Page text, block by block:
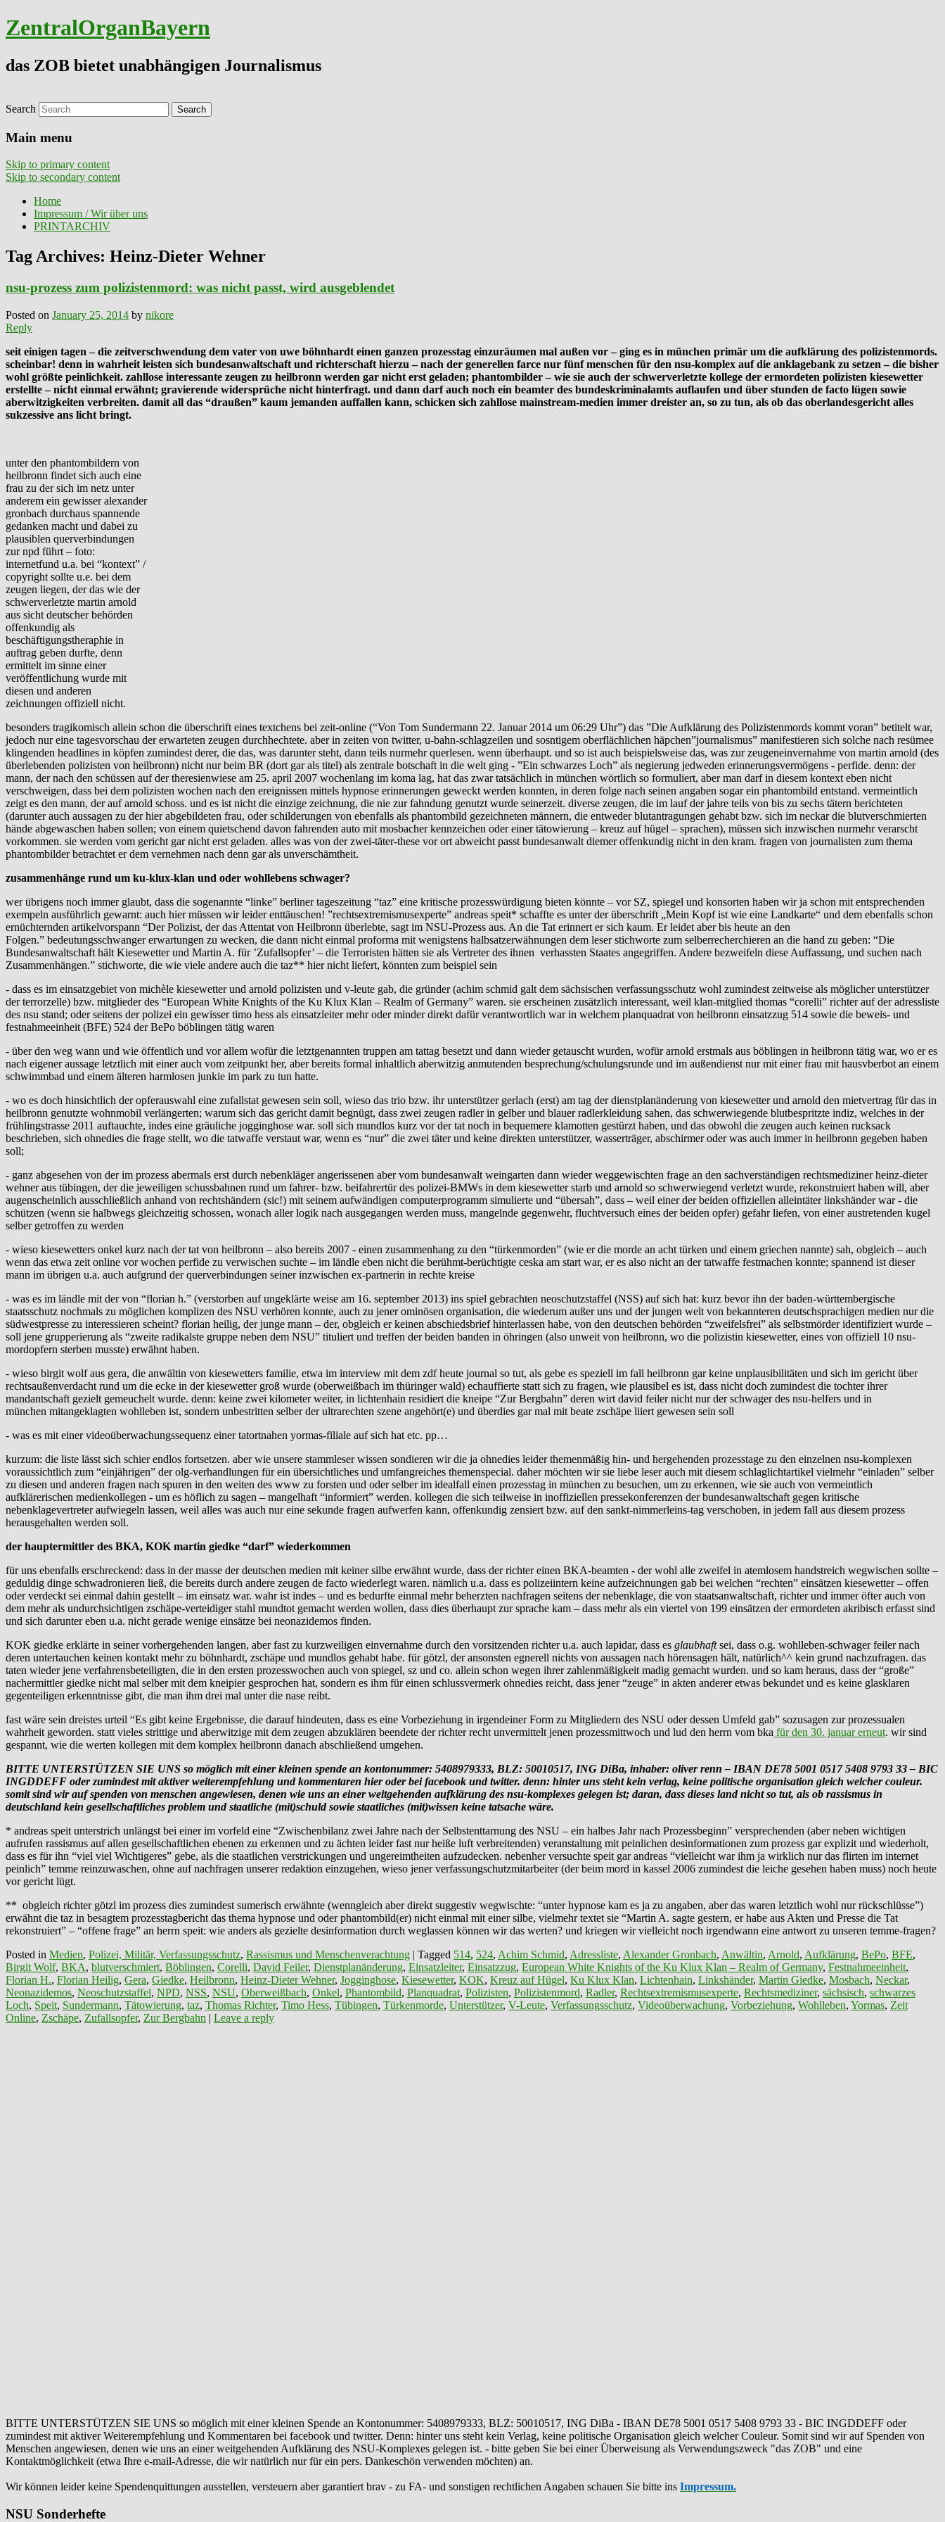
ZentralOrganBayern
das ZOB bietet unabhängigen Journalismus
Search
Main menu
Skip to primary content
Skip to secondary content
Home
Impressum / Wir über uns
PRINTARCHIV
Tag Archives: Heinz-Dieter Wehner
nsu-prozess zum polizistenmord: was nicht passt, wird ausgeblendet
Posted on January 25, 2014 by nikore
Reply
seit einigen tagen – die zeitverschwendung dem vater von uwe böhnhardt einen ganzen prozesstag einzuräumen mal außen vor – ging es in münchen primär um die aufklärung des polizistenmords.
scheinbar! denn in wahrheit leisten sich bundesanwaltschaft und richterschaft hierzu – nach der generellen farce nur fünf menschen für den nsu-komplex auf die anklagebank zu setzen – die bisher
wohl größte peinlichkeit. zahllose interessante zeugen zu heilbronn werden gar nicht erst geladen; phantombilder – wie sie auch der schwerverletzte kollege der ermordeten polizisten kiesewetter
erstellte – nicht einmal erwähnt; gravierende widersprüche nicht hinterfragt. und dann darf auch noch ein beamter des bundeskriminalamts auflaufen und über stunden de facto lügen sowie
aberwitzigkeiten verbreiten. damit all das “draußen” kaum jemanden auffallen kann, schicken sich zahllose mainstream-medien immer dreister an, so zu tun, als ob das oberlandesgericht alles
sukzessive ans licht bringt.
unter den phantombildern von
heilbronn findet sich auch eine
frau zu der sich im netz unter
anderem ein gewisser alexander
gronbach durchaus spannende
gedanken macht und dabei zu
plausiblen querverbindungen
zur npd führt – foto:
internetfund u.a. bei “kontext” /
copyright sollte u.e. bei dem
zeugen liegen, der das wie der
schwerverletzte martin arnold
aus sicht deutscher behörden
offenkundig als
beschäftigungstheraphie in
auftrag geben durfte, denn
ermittelt im sinne einer
veröffentlichung wurde mit
diesen und anderen
zeichnungen offiziell nicht.
besonders tragikomisch allein schon die überschrift eines textchens bei zeit-online (“Von Tom Sundermann 22. Januar 2014 um 06:29 Uhr”) das ”Die Aufklärung des Polizistenmords kommt voran” betitelt war,
jedoch nur eine tagesvorschau der erwarteten zeugen durchhechtete. aber in zeiten von twitter, u-bahn-schlagzeilen und sosntigem oberflächlichen häpchen”journalismus” manifestieren sich solche nach resümee
klingenden headlines in köpfen zumindest derer, die das, was darunter steht, dann teils nurmehr querlesen. wenn überhaupt. und so ist auch beispielsweise das, was zur zeugeneinvernahme von martin arnold (des
überlebenden polizisten von heilbronn) nicht nur beim BR (dort gar als titel) als zentrale botschaft in die welt ging - ”Ein schwarzes Loch” als negierung jedweden erinnerungsvermögens - perfide. denn: der
mann, der nach den schüssen auf der theresienwiese am 25. april 2007 wochenlang im koma lag, hat das zwar tatsächlich in münchen wörtlich so formuliert, aber man darf in diesem kontext eben nicht
verschweigen, dass bei dem polizisten wochen nach den ereignissen mittels hypnose erinnerungen geweckt werden konnten, in deren folge nach seinen angaben sogar ein phantombild entstand. vermeintlich
zeigt es den mann, der auf arnold schoss. und es ist nicht die einzige zeichnung, die nie zur fahndung genutzt wurde seinerzeit. diverse zeugen, die im lauf der jahre teils von bis zu sechs tätern berichteten
(darunter auch aussagen zu der hier abgebildeten frau, oder schilderungen von ebenfalls als phantombild gezeichneten männern, die entweder blutantragungen gehabt bzw. sich im neckar die blutverschmierten
hände abgewaschen haben sollen; von einem quietschend davon fahrenden auto mit mosbacher kennzeichen oder einer tätowierung – kreuz auf hügel – sprachen), müssen sich inzwischen nurmehr verarscht
vorkommen. sie werden vom gericht gar nicht erst geladen. alles was von der zwei-täter-these vor ort abweicht passt bundesanwalt diemer offenkundig nicht in den kram. fragen von journalisten zum thema
phantombilder betrachtet er dem vernehmen nach denn gar als unverschämtheit.
zusammenhänge rund um ku-klux-klan und oder wohllebens schwager?
wer übrigens noch immer glaubt, dass die sogenannte “linke” berliner tageszeitung “taz” eine kritische prozesswürdigung bieten könnte – vor SZ, spiegel und konsorten haben wir ja schon mit entsprechenden
exempeln ausführlich gewarnt: auch hier müssen wir leider enttäuschen! ”rechtsextremismusexperte” andreas speit* schaffte es unter der überschrift „Mein Kopf ist wie eine Landkarte“ und dem ebenfalls schon
ernüchternden artikelvorspann “Der Polizist, der das Attentat von Heilbronn überlebte, sagt im NSU-Prozess aus. An die Tat erinnert er sich kaum. Er leidet aber bis heute an den
Folgen.” bedeutungsschwanger erwartungen zu wecken, die dann nicht einmal proforma mit wenigstens halbsatzerwähnungen dem leser stichworte zum selberrecherchieren an die hand zu geben: “Die
Bundesanwaltschaft hält Kiesewetter und Martin A. für ’Zufallsopfer’ – die Terroristen hätten sie als Vertreter des ihnen verhassten Staates angegriffen. Andere bezweifeln diese Auffassung, und suchen nach
Zusammenhängen.” stichworte, die wie viele andere auch die taz** hier nicht liefert, könnten zum beispiel sein
- dass es im einsatzgebiet von michèle kiesewetter und arnold polizisten und v-leute gab, die gründer (achim schmid galt dem sächsischen verfassungsschutz wohl zumindest zeitweise als möglicher unterstützer
der terrorzelle) bzw. mitglieder des “European White Knights of the Ku Klux Klan – Realm of Germany” waren. sie erscheinen zusätzlich interessant, weil klan-mitglied thomas “corelli” richter auf der adressliste
des nsu stand; oder seitens der polizei ein gewisser timo hess als einsatzleiter mehr oder minder direkt dafür verantwortlich war in welchem planquadrat von heilbronn einsatzzug 514 sowie die beweis- und
festnahmeeinheit (BFE) 524 der BePo böblingen tätig waren
- über den weg wann und wie öffentlich und vor allem wofür die letztgenannten truppen am tattag besetzt und dann wieder getauscht wurden, wofür arnold erstmals aus böblingen in heilbronn tätig war, wo er es
nach eigener aussage letztlich mit einer auch vom zeitpunkt her, aber bereits formal inhaltlich aberwitzig anmutenden besprechung/schulungsrunde und im außendienst nur mit einer frau mit hausvberbot an einem
schwimmbad und einem älteren harmlosen junkie im park zu tun hatte.
- wo es doch hinsichtlich der opferauswahl eine zufallstat gewesen sein soll, wieso das trio bzw. ihr unterstützer gerlach (erst) am tag der dienstplanänderung von kiesewetter und arnold den mietvertrag für das in
heilbronn genutzte wohnmobil verlängerten; warum sich das gericht damit begnügt, dass zwei zeugen radler in gelber und blauer radlerkleidung sahen, das schwerwiegende blutbespritzte indiz, welches in der
frühlingstrasse 2011 auftauchte, indes eine gräuliche jogginghose war. soll sich mundlos kurz vor der tat noch in bequemere klamotten gestürzt haben, und das obwohl die zeugen auch keinen rucksack
beschrieben, sich ohnedies die frage stellt, wo die tatwaffe verstaut war, wenn es “nur” die zwei täter und keine direkten unterstützer, wasserträger, abschirmer oder was auch immer in heilbronn gegeben haben
soll;
- ganz abgesehen von der im prozess abermals erst durch nebenkläger angerissenen aber vom bundesanwalt weingarten dann wieder weggewischten frage an den sachverständigen rechtsmediziner heinz-dieter
wehner aus tübingen, der die jeweiligen schussbahnen rund um fahrer- bzw. beifahrertür des polizei-BMWs in dem kiesewetter starb und arnold so schwerwiegend verletzt wurde, rekonstruiert haben will, aber
augenscheinlich ausschließlich anhand von rechtshändern (sic!) mit seinem aufwändigen computerprogramm simulierte und “übersah”, dass – weil einer der beiden offiziellen alleintäter linkshänder war - die
schützen (wenn sie halbwegs gleichzeitig schossen, wonach aller logik nach ausgegangen werden muss, mangelnde gegenwehr, fluchtversuch eines der beiden opfer) gefahr liefen, von einer austretenden kugel
selber getroffen zu werden
- wieso kiesewetters onkel kurz nach der tat von heilbronn – also bereits 2007 - einen zusammenhang zu den “türkenmorden” (wie er die morde an acht türken und einem griechen nannte) sah, obgleich – auch
wenn das etwa zeit online vor wochen perfide zu verwischen suchte – im ländle eben nicht die berühmt-berüchtigte ceska am start war, er es also nicht an der tatwaffe festmachen konnte; spannend ist dieser
mann im übrigen u.a. auch aufgrund der querverbindungen seiner inzwischen ex-partnerin in rechte kreise
- was es im ländle mit der von “florian h.” (verstorben auf ungeklärte weise am 16. september 2013) ins spiel gebrachten neoschutzstaffel (NSS) auf sich hat: kurz bevor ihn der baden-württembergische
staatsschutz nochmals zu möglichen komplizen des NSU verhören konnte, auch zu jener ominösen organisation, die wiederum außer uns und der jungen welt von bekannteren deutschsprachigen medien nur die
südwestpresse zu interessieren scheint? florian heilig, der junge mann – der, obgleich er keinen abschiedsbrief hinterlassen habe, von den deutschen behörden “zweifelsfrei” als selbstmörder identifiziert wurde –
soll jene grupperierung als “zweite radikalste gruppe neben dem NSU” tituliert und treffen der beiden banden in öhringen (also unweit von heilbronn, wo die polizistin kiesewetter, eines von offiziell 10 nsu-
mordopfern sterben musste) erwähnt haben.
- wieso birgit wolf aus gera, die anwältin von kiesewetters familie, etwa im interview mit dem zdf heute journal so tut, als gebe es speziell im fall heilbronn gar keine unplausibilitäten und sich im gericht über
rechtsaußenverdacht rund um die ecke in der kiesewetter groß wurde (oberweißbach im thüringer wald) echauffierte statt sich zu fragen, wie plausibel es ist, dass nicht doch zumindest die tochter ihrer
mandantschaft gezielt gemeuchelt wurde. denn: keine zwei kilometer weiter, in lichtenhain residiert die kneipe “Zur Bergbahn” deren wirt david feiler nicht nur der schwager des nsu-helfers und in
münchen mitangeklagten wohlleben ist, sondern unbestritten selber der ultrarechten szene angehört(e) und überdies gar mal mit beate zschäpe liiert gewesen sein soll
- was es mit einer videoüberwachungssequenz einer tatortnahen yormas-filiale auf sich hat etc. pp…
kurzum: die liste lässt sich schier endlos fortsetzen. aber wie unsere stammleser wissen sondieren wir die ja ohnedies leider themenmäßig hin- und hergehenden prozesstage zu den einzelnen nsu-komplexen
voraussichtlich zum “einjährigen” der olg-verhandlungen für ein übersichtliches und umfangreiches themenspecial. daher möchten wir sie liebe leser auch mit diesem schlaglichtartikel vielmehr “einladen” selber
zu diesen und anderen fragen nach spuren in den weiten des www zu forsten und oder selber im idealfall einen prozesstag in münchen zu besuchen, um zu erkennen, wie sie auch von vermeintlich
aufklärerischen medienkollegen - um es höflich zu sagen – mangelhaft “informiert” werden. kollegen die sich teilweise in inoffiziellen pressekonferenzen der bundesanwaltschaft gegen kritische
nebenklagevertreter aufwiegeln lassen, weil alles was auch nur eine sekunde fragen aufwerfen kann, offenkundig zensiert bzw. auf den sankt-nimmerleins-tag verschoben, in jedem fall aus diesem prozess
herausgehalten werden soll.
der hauptermittler des BKA, KOK martin giedke “darf” wiederkommen
für uns ebenfalls erschreckend: dass in der masse der deutschen medien mit keiner silbe erwähnt wurde, dass der richter einen BKA-beamten - der wohl alle zweifel in atemlosem handstreich wegwischen sollte –
geduldig dinge schwadronieren ließ, die bereits durch andere zeugen de facto wiederlegt waren. nämlich u.a. dass es polizeiintern keine aufzeichnungen gab bei welchen “rechten” einsätzen kiesewetter – offen
oder verdeckt sei einmal dahin gestellt – im einsatz war. wahr ist indes – und es bedurfte einmal mehr beherzten nachfragen seitens der nebenklage, die von staatsanwaltschaft, richter und immer öfter auch von
dem mehr als undurchsichtigen zschäpe-verteidiger stahl mundtot gemacht werden wollen, dass dies überhaupt zur sprache kam – dass mehr als ein viertel von 199 einsätzen der ermordeten akribisch erfasst sind
und sich darunter eben u.a. nicht gerade wenige einsätze bei neonazidemos finden.
KOK giedke erklärte in seiner vorhergehenden langen, aber fast zu kurzweiligen einvernahme durch den vorsitzenden richter u.a. auch lapidar, dass es glaubhaftsei, dass o.g. wohlleben-schwager feiler nach
deren untertauchen keinen kontakt mehr zu böhnhardt, zschäpe und mundlos gehabt habe. für götzl, der ansonsten egnerell nichts von aussagen nach hörensagen hält, natürlich^^ kein grund nachzufragen. das
taten wieder jene verfahrensbeteiligten, die in den ersten prozesswochen auch von spiegel, sz und co. allein schon wegen ihrer zahlenmäßigkeit madig gemacht wurden. und so kam heraus, dass der “große”
nachermittler giedke nicht mal selber mit dem kneipier gesprochen hat, sondern es ihm für einen schlussvermerk ohnedies reicht, dass jener “zeuge” in akten anderer etwas bekundet und es keine glasklaren
gegenteiligen erkenntnisse gibt, die man ihm drei mal unter die nase reibt.
fast wäre sein dreistes urteil “Es gibt keine Ergebnisse, die darauf hindeuten, dass es eine Vorbeziehung in irgendeiner Form zu Mitgliedern des NSU oder dessen Umfeld gab” sozusagen zur prozessualen
wahrheit geworden. statt vieles strittige und aberwitzige mit dem zeugen abzuklären beendete der richter recht unvermittelt jenen prozessmittwoch und lud den herrn vom bka für den 30. januar erneut. wir sind
gespannt, wie die werten kollegen mit dem komplex heilbronn danach abschließend umgehen.
BITTE UNTERSTÜTZEN SIE UNS so möglich mit einer kleinen spende an kontonummer: 5408979333, BLZ: 50010517, ING DiBa, inhaber: oliver renn – IBAN DE78 5001 0517 5408 9793 33 – BIC
INGDDEFF oder zumindest mit aktiver weiterempfehlung und kommentaren hier oder bei facebook und twitter. denn: hinter uns steht kein verlag, keine politische organisation gleich welcher couleur.
somit sind wir auf spenden von menschen angewiesen, denen wie uns an einer weitgehenden aufklärung des nsu-komplexes gelegen ist; daran, dass dieses land nicht so tut, als ob rassismus in
deutschland kein gesellschaftliches problem und staatliche (mit)schuld sowie staatliches (mit)wissen keine tatsache wäre.
* andreas speit unterstrich unlängst bei einer im vorfeld eine “Zwi­schen­bi­lanz zwei Jahre nach der Selbst­ent­tar­nung des NSU – ein hal­bes Jahr nach Pro­zess­be­ginn” versprechenden (aber neben wichtigen
aufrufen rassismus auf allen gesellschaftlichen ebenen zu erkennen und zu ächten leider fast nur heiße luft verbreitenden) veranstaltung mit peinlichen desinformationen zum prozess gar explizit und wiederholt,
dass es für ihn “viel viel Wichtigeres” gebe, als die staatlichen verstrickungen und ungereimtheiten aufzudecken. nebenher versuchte speit gar andreas “vielleicht war ihm ja wirklich nur das flirten im internet
peinlich” temme reinzuwaschen, ohne auf nachfragen unserer redaktion einzugehen, wieso jener verfassungschutzmitarbeiter (der beim mord in kassel 2006 zumindest die leiche gesehen haben muss) noch heute
vor gericht lügt.
** obgleich richter götzl im prozess dies zumindest sumerisch erwähnte (wenngleich aber direkt suggestiv wegwischte: “unter hypnose kam es ja zu angaben, aber das waren letztlich wohl nur rückschlüsse”)
erwähnt die taz in besagtem prozesstagbericht das thema hypnose und oder phantombild(er) nicht einmal mit einer silbe, vielmehr textet sie “Martin A. sagte gestern, er habe aus Akten und Presse die Tat
rekonstruiert” – “offene frage” an herrn speit: wie anders als gezielte desinformation durch weglassen können wir das werten? und kriegen wir vielleicht noch irgendwann eine antwort zu unseren temme-fragen?
Posted in Medien, Polizei, Militär, Verfassungsschutz, Rassismus und Menschenverachtung | Tagged 514, 524, Achim Schmid, Adressliste, Alexander Gronbach, Anwältin, Arnold, Aufklärung, BePo, BFE,
Birgit Wolf, BKA, blutverschmiert, Böblingen, Corelli, David Feiler, Dienstplanänderung, Einsatzleiter, Einsatzzug, European White Knights of the Ku Klux Klan – Realm of Germany, Festnahmeeinheit,
Florian H., Florian Heilig, Gera, Giedke, Heilbronn, Heinz-Dieter Wehner, Jogginghose, Kiesewetter, KOK, Kreuz auf Hügel, Ku Klux Klan, Lichtenhain, Linkshänder, Martin Giedke, Mosbach, Neckar,
Neonazidemos, Neoschutzstaffel, NPD, NSS, NSU, Oberweißbach, Onkel, Phantombild, Planquadrat, Polizisten, Polizistenmord, Radler, Rechtsextremismusexperte, Rechtsmediziner, sächsisch, schwarzes
Loch, Speit, Sundermann, Tätowierung, taz, Thomas Richter, Timo Hess, Tübingen, Türkenmorde, Unterstützer, V-Leute, Verfassungsschutz, Videoüberwachung, Vorbeziehung, Wohlleben, Yormas, Zeit
Online, Zschäpe, Zufallsopfer, Zur Bergbahn | Leave a reply
BITTE UNTERSTÜTZEN SIE UNS so möglich mit einer kleinen Spende an Kontonummer: 5408979333, BLZ: 50010517, ING DiBa - IBAN DE78 5001 0517 5408 9793 33 - BIC INGDDEFF oder
zumindest mit aktiver Weiterempfehlung und Kommentaren bei facebook und twitter. Denn: hinter uns steht kein Verlag, keine politische Organisation gleich welcher Couleur. Somit sind wir auf Spenden von
Menschen angewiesen, denen wie uns an einer weitgehenden Aufklärung des NSU-Komplexes gelegen ist. - bitte geben Sie bei einer Überweisung als Verwendungszweck "das ZOB" und eine
Kontaktmöglichkeit (etwa Ihre e-mail-Adresse, die wir natürlich nur für ein pers. Dankeschön verwenden möchten) an.
Wir können leider keine Spendenquittungen ausstellen, versteuern aber garantiert brav - zu FA- und sonstigen rechtlichen Angaben schauen Sie bitte ins Impressum.
NSU Sonderhefte